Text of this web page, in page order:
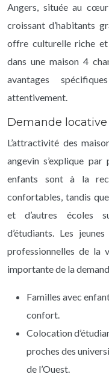
Angers, située au
croissant d’habitants
offre culturelle riche
dans une maison 4
avantages
attentivement.
Demande locative
L’attractivité des
angevin s’explique
enfants sont à la
confortables, tandis
et d’autres écoles
d’étudiants. Les
professionnelles de la
importante de la
Familles avec
confort.
Colocation
proches des
de l’Ouest.